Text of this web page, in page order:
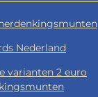
Nederland
varianten 2 euro